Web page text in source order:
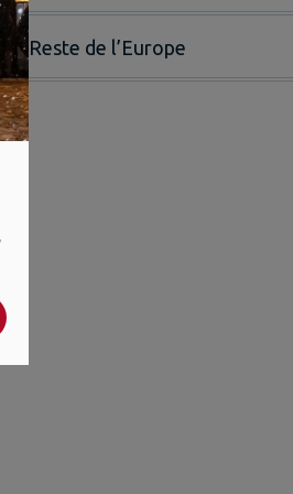
Reste de l’Europe